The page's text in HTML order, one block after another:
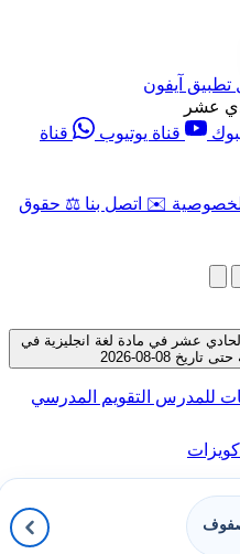
تطبيق آيفون
عشر
قناة يوتيوب
قناة
✉️ اتصل بنا ⚖️ حقوق
عشر في مادة لغة انجليزية في
08-08-2026
للمدرس التقويم المدرسي